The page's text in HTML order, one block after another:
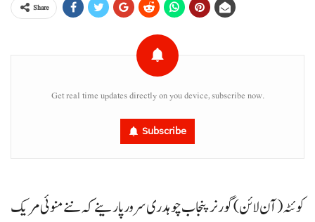
Share
Get real time updates directly on you device, subscribe now.
Subscribe
کوئٹہ (آن لائن)گورنر پنجاب چوہدری سرور پارینے کہ ننے منوئی مریک